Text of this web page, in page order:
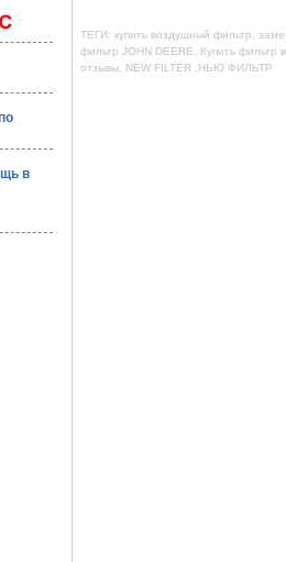
в
ТЕГИ: купить воздушный фильтр,
фильтр JOHN DEERE, Купить фильтр
отзывы, NEW FILTER ,НЬЮ ФИЛЬТР